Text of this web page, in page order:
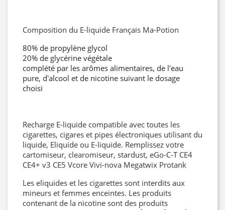
Composition du E-liquide Français Ma-Potion
80% de propylène glycol
20% de glycérine végétale
complété par les arômes alimentaires, de l'eau
pure, d'alcool et de nicotine suivant le dosage
choisi
Recharge E-liquide compatible avec toutes les
cigarettes, cigares et pipes électroniques utilisant du
liquide, Eliquide ou E-liquide. Remplissez votre
cartomiseur, clearomiseur, stardust, eGo-C-T CE4
CE4+ v3 CE5 Vcore Vivi-nova Megatwix Protank
Les eliquides et les cigarettes sont interdits aux
mineurs et femmes enceintes. Les produits
contenant de la nicotine sont des produits